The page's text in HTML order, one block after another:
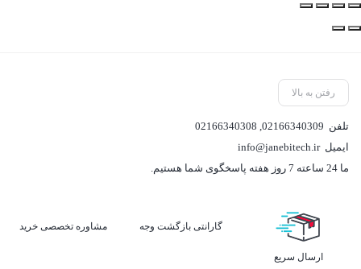
رفتن به بالا
تلفن 02166340309
,
02166340308
ایمیلinfo@janebitech.ir
ما 24 ساعته 7 روز هفته پاسخگوی شما هستیم.
ارسال سریع
گارانتی بازگشت وجه مشاوره تخصصی خرید